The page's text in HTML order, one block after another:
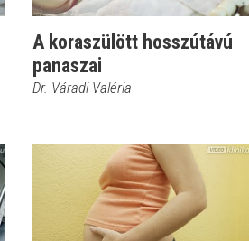
A koraszülött hosszútávú
panaszai
Dr. Váradi Valéria